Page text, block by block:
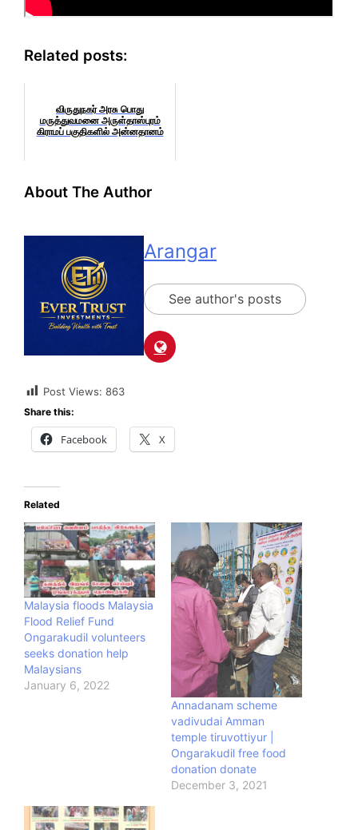
Related posts:
விருதுநகர் அரசு பொது
மருத்துவமனை அருள்தாஸ்புரம்
கிராமப் பகுதிகளில் அன்னதானம்
About The Author
Arangar
See author's posts
Post Views: 863
Share this:
Facebook X
Related
Malaysia floods Malaysia
Flood Relief Fund
Ongarakudil volunteers
seeks donation help
Malaysians
January 6, 2022
Annadanam scheme
vadivudai Amman
temple tiruvottiyur |
Ongarakudil free food
donation donate
December 3, 2021